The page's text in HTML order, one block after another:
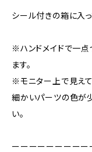
シール付きの箱に入っ
※ハンドメイドで一
ます。
※モニター上で見え
細かいパーツの色が
い。
ーーーーーーーー